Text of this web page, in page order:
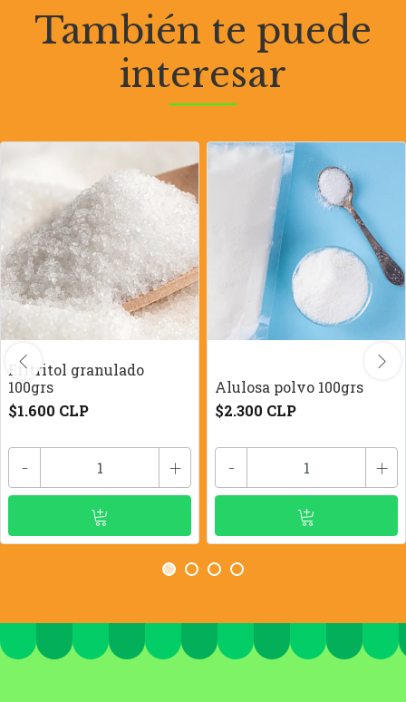
También te puede
interesar
Eritritol granulado
100grs
$1.600 CLP
- +
Alulosa polvo 100grs
$2.300 CLP
- +